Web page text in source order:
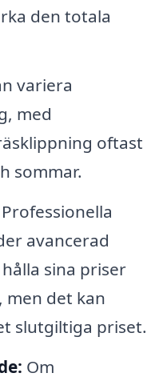
den totala
variera
med
oftast
sommar.
Professionella
avancerad
sina priser
det kan
slutgiltiga priset.
Om